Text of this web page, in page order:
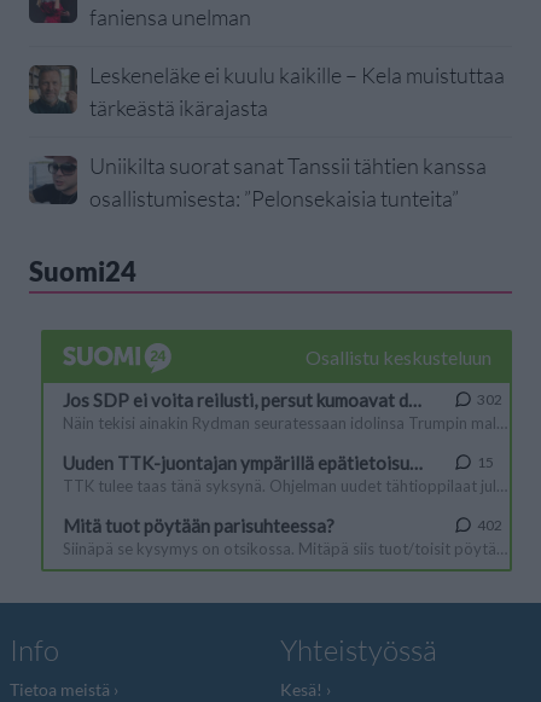
faniensa unelman
Leskeneläke ei kuulu kaikille – Kela muistuttaa
tärkeästä ikärajasta
Uniikilta suorat sanat Tanssii tähtien kanssa
osallistumisesta: ”Pelonsekaisia tunteita”
Suomi24
Info
Tietoa meistä
Yhteistyössä
Kesä!